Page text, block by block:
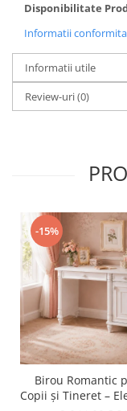
Disponibilitate
Informatii
Informatii utile
Review-uri(0)
-15%
Birou Romantic
Copii și Tineret –